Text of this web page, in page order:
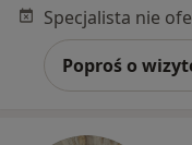
Poproś o